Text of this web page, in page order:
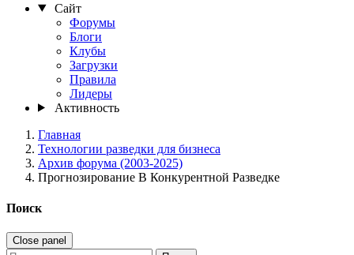
Сайт
Форумы
Блоги
Клубы
Загрузки
Правила
Лидеры
Активность
Главная
Технологии разведки для бизнеса
Архив форума (2003-2025)
Прогнозирование В Конкурентной Разведке
Поиск
Close panel